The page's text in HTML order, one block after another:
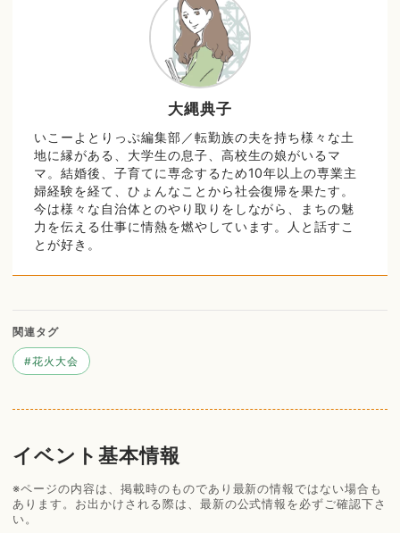
大縄典子
いこーよとりっぷ編集部／転勤族の夫を持ち様々な土
地に縁がある、大学生の息子、高校生の娘がいるマ
マ。結婚後、子育てに専念するため10年以上の専業主
婦経験を経て、ひょんなことから社会復帰を果たす。
今は様々な自治体とのやり取りをしながら、まちの魅
力を伝える仕事に情熱を燃やしています。人と話すこ
とが好き。
関連タグ
#花火大会
イベント基本情報
※ページの内容は、掲載時のものであり最新の情報ではない場合も
あります。お出かけされる際は、最新の公式情報を必ずご確認下さ
い。